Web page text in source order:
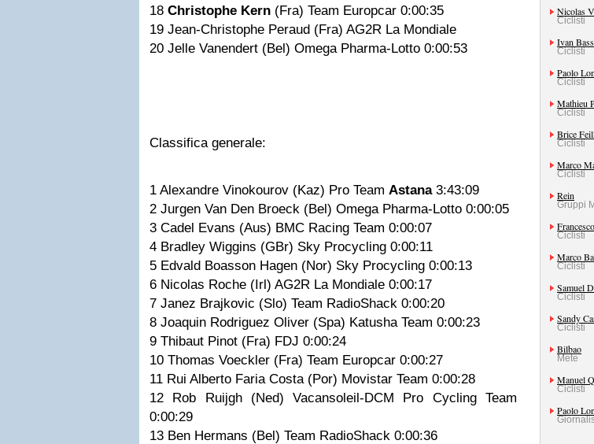
18 Christophe Kern (Fra) Team Europcar 0:00:35
19 Jean-Christophe Peraud (Fra) AG2R La Mondiale
20 Jelle Vanendert (Bel) Omega Pharma-Lotto 0:00:53
Classifica generale:
1 Alexandre Vinokourov (Kaz) Pro Team Astana3:43:09
2 Jurgen Van Den Broeck (Bel) Omega Pharma-Lotto 0:00:05
3 Cadel Evans (Aus) BMC Racing Team 0:00:07
4 Bradley Wiggins (GBr) Sky Procycling 0:00:11
5 Edvald Boasson Hagen (Nor) Sky Procycling 0:00:13
6 Nicolas Roche (Irl) AG2R La Mondiale 0:00:17
7 Janez Brajkovic (Slo) Team RadioShack 0:00:20
8 Joaquin Rodriguez Oliver (Spa) Katusha Team 0:00:23
9 Thibaut Pinot (Fra) FDJ 0:00:24
10 Thomas Voeckler (Fra) Team Europcar 0:00:27
11 Rui Alberto Faria Costa (Por) Movistar Team 0:00:28
12 Rob Ruijgh (Ned) Vacansoleil-DCM Pro Cycling Team
0:00:29
13 Ben Hermans (Bel) Team RadioShack 0:00:36
Nicolas
Ciclisti
Ivan
Ciclisti
Paolo
Ciclisti
Mathieu
Ciclisti
Brice
Ciclisti
Marco
Ciclisti
Rein
Gruppi
Ciclisti
Marco
Ciclisti
Samuel
Ciclisti
Sandy
Ciclisti
Bilbao
Mete
Manuel
Ciclisti
Paolo